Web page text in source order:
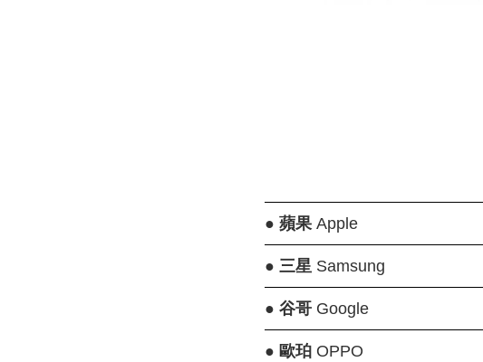
● 蘋果Apple
● 三星Samsung
● 谷哥Google
● 歐珀OPPO